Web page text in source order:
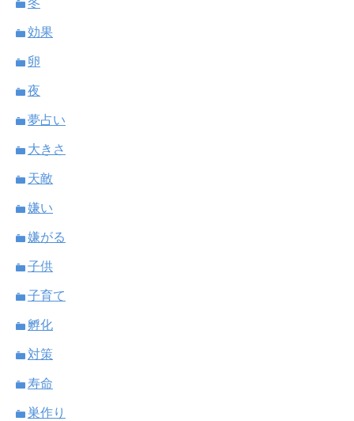
冬
効果
卵
夜
夢占い
大きさ
天敵
嫌い
嫌がる
子供
子育て
孵化
対策
寿命
巣作り